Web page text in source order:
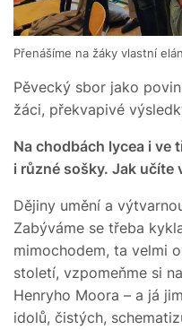
Přenášíme na žáky vlastní
Pěvecký sbor jako
žáci, překvapivé
Na chodbách lycea i ve
i různé sošky. Jak
Dějiny umění a
Zabýváme se třeba
mimochodem, ta velmi
století, vzpomeňme si
Henryho Moora – a já
idolů, čistých,